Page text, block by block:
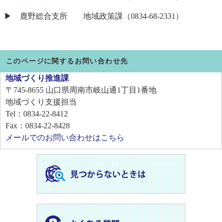
▶ 鹿野総合支所 地域政策課（0834-68-2331）
このページに関するお問い合わせ先
地域づくり推進課
〒745-8655 山口県周南市岐山通1丁目1番地
地域づくり支援担当
Tel：0834-22-8412
Fax：0834-22-8428
メールでのお問い合わせはこちら